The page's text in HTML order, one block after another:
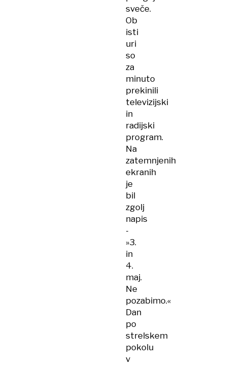
sveče.
Ob
isti
uri
so
za
minuto
prekinili
televizijski
in
radijski
program.
Na
zatemnjenih
ekranih
je
bil
zgolj
napis
-
»3.
in
4.
maj.
Ne
pozabimo.«
Dan
po
strelskem
pokolu
v